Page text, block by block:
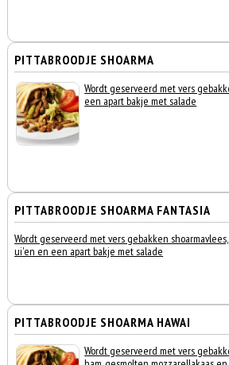
PITTABROODJE SHOARMA
Wordt geserveerd met vers
een apart bakje met salade
PITTABROODJE SHOARMA FANTASIA
Wordt geserveerd met vers gebakken
ui'en en een apart bakje met salade
PITTABROODJE SHOARMA HAWAI
Wordt geserveerd met vers